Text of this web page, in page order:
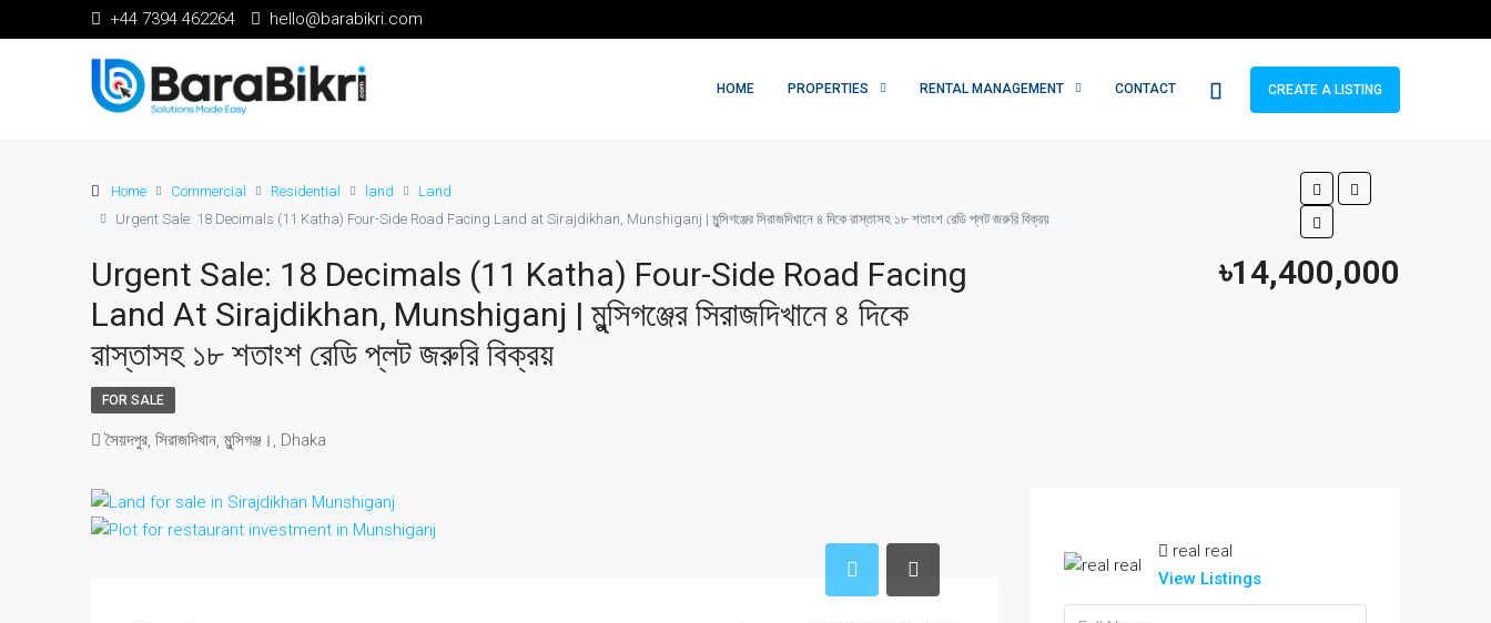
+44 7394 462264 hello@barabikri.com
HOME PROPERTIES RENTAL MANAGEMENT CONTACT CREATE A LISTING
Home Commercial Residential land
Land
Urgent Sale: 18 Decimals (11 Katha) Four-Side Road Facing Land at Sirajdikhan, Munshiganj | মুন্সিগঞ্জের সিরাজদিখানে ৪ দিকে রাস্তাসহ ১৮ শতাংশ রেডি প্লট জরুরি বিক্রয়
Urgent Sale: 18 Decimals (11 Katha) Four-Side Road Facing
Land At Sirajdikhan, Munshiganj | মুন্সিগঞ্জের সিরাজদিখানে ৪ দিকে
রাস্তাসহ ১৮ শতাংশ রেডি প্লট জরুরি বিক্রয়
৳14,400,000
FOR SALE
সৈয়দপুর, সিরাজদিখান, মুন্সিগঞ্জ।, Dhaka
real real
View Listings